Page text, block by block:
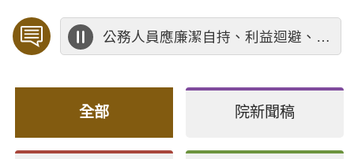
公務人員應廉潔自持、利益迴避、依法公正執行公務～考試院公務人員保障暨培訓委員會～
全部 院新聞稿